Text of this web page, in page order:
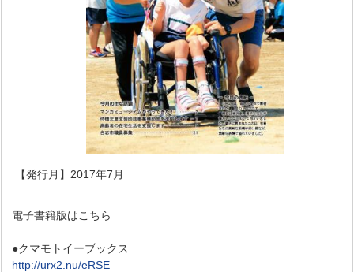
【発行月】2017年7月
電子書籍版はこちら
●クマモトイーブックス
http://urx2.nu/eRSE